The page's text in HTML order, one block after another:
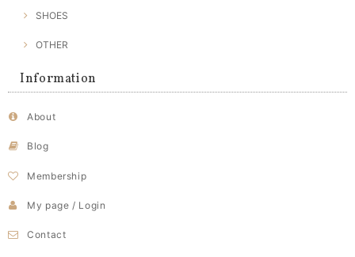
SHOES
OTHER
Information
About
Blog
Membership
My page / Login
Contact